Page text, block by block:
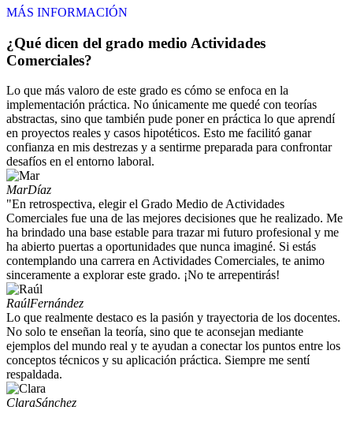
MÁS INFORMACIÓN
¿Qué dicen del grado medio Actividades
Comerciales?
Lo que más valoro de este grado es cómo se enfoca en la
implementación práctica. No únicamente me quedé con teorías
abstractas, sino que también pude poner en práctica lo que aprendí
en proyectos reales y casos hipotéticos. Esto me facilitó ganar
confianza en mis destrezas y a sentirme preparada para confrontar
desafíos en el entorno laboral.
MarDíaz
"En retrospectiva, elegir el Grado Medio de Actividades
Comerciales fue una de las mejores decisiones que he realizado. Me
ha brindado una base estable para trazar mi futuro profesional y me
ha abierto puertas a oportunidades que nunca imaginé. Si estás
contemplando una carrera en Actividades Comerciales, te animo
sinceramente a explorar este grado. ¡No te arrepentirás!
RaúlFernández
Lo que realmente destaco es la pasión y trayectoria de los docentes.
No solo te enseñan la teoría, sino que te aconsejan mediante
ejemplos del mundo real y te ayudan a conectar los puntos entre los
conceptos técnicos y su aplicación práctica. Siempre me sentí
respaldada.
ClaraSánchez